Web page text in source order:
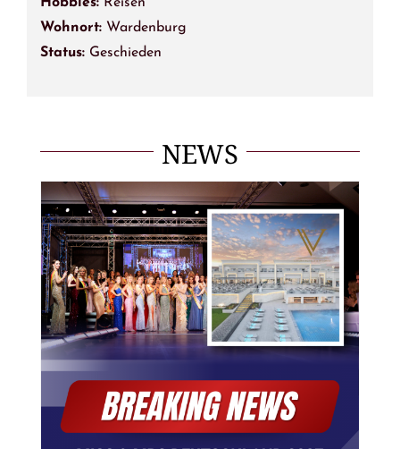
Wohnort:Wardenburg
Status: Geschieden
NEWS